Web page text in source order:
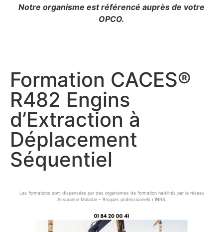
Notre organisme est référencé auprès de votre
OPCO.
Formation CACES®
R482 Engins
d’Extraction à
Déplacement
Séquentiel
Les formations sont dispensées par des organismes de formation habilités par le réseau
Assurance Maladie – Risques professionnels / INRS.